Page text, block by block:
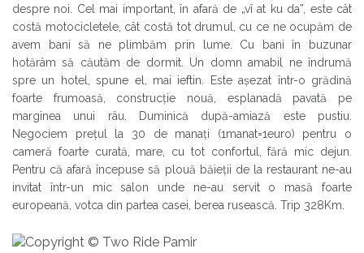
despre noi. Cel mai important, în afară de „vî at ku da”, este cât
costă motocicletele, cât costă tot drumul, cu ce ne ocupăm de
avem bani să ne plimbăm prin lume. Cu bani în buzunar
hotărâm să căutăm de dormit. Un domn amabil ne îndrumă
spre un hotel, spune el, mai ieftin. Este așezat într-o grădină
foarte frumoasă, construcție nouă, esplanadă pavată pe
marginea unui râu. Duminică după-amiază este pustiu.
Negociem prețul la 30 de manați (1manat=1euro) pentru o
cameră foarte curată, mare, cu tot confortul, fără mic dejun.
Pentru că afară începuse să plouă băieții de la restaurant ne-au
invitat într-un mic salon unde ne-au servit o masă foarte
europeană, votca din partea casei, berea rusească. Trip 328Km.